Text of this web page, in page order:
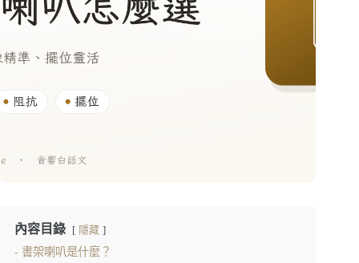
內容目錄 隱藏
書架喇叭是什麼？